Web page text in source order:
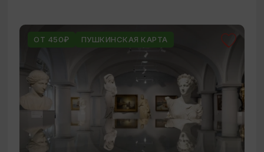
ОТ 450₽ ПУШКИНСКАЯ КАРТА